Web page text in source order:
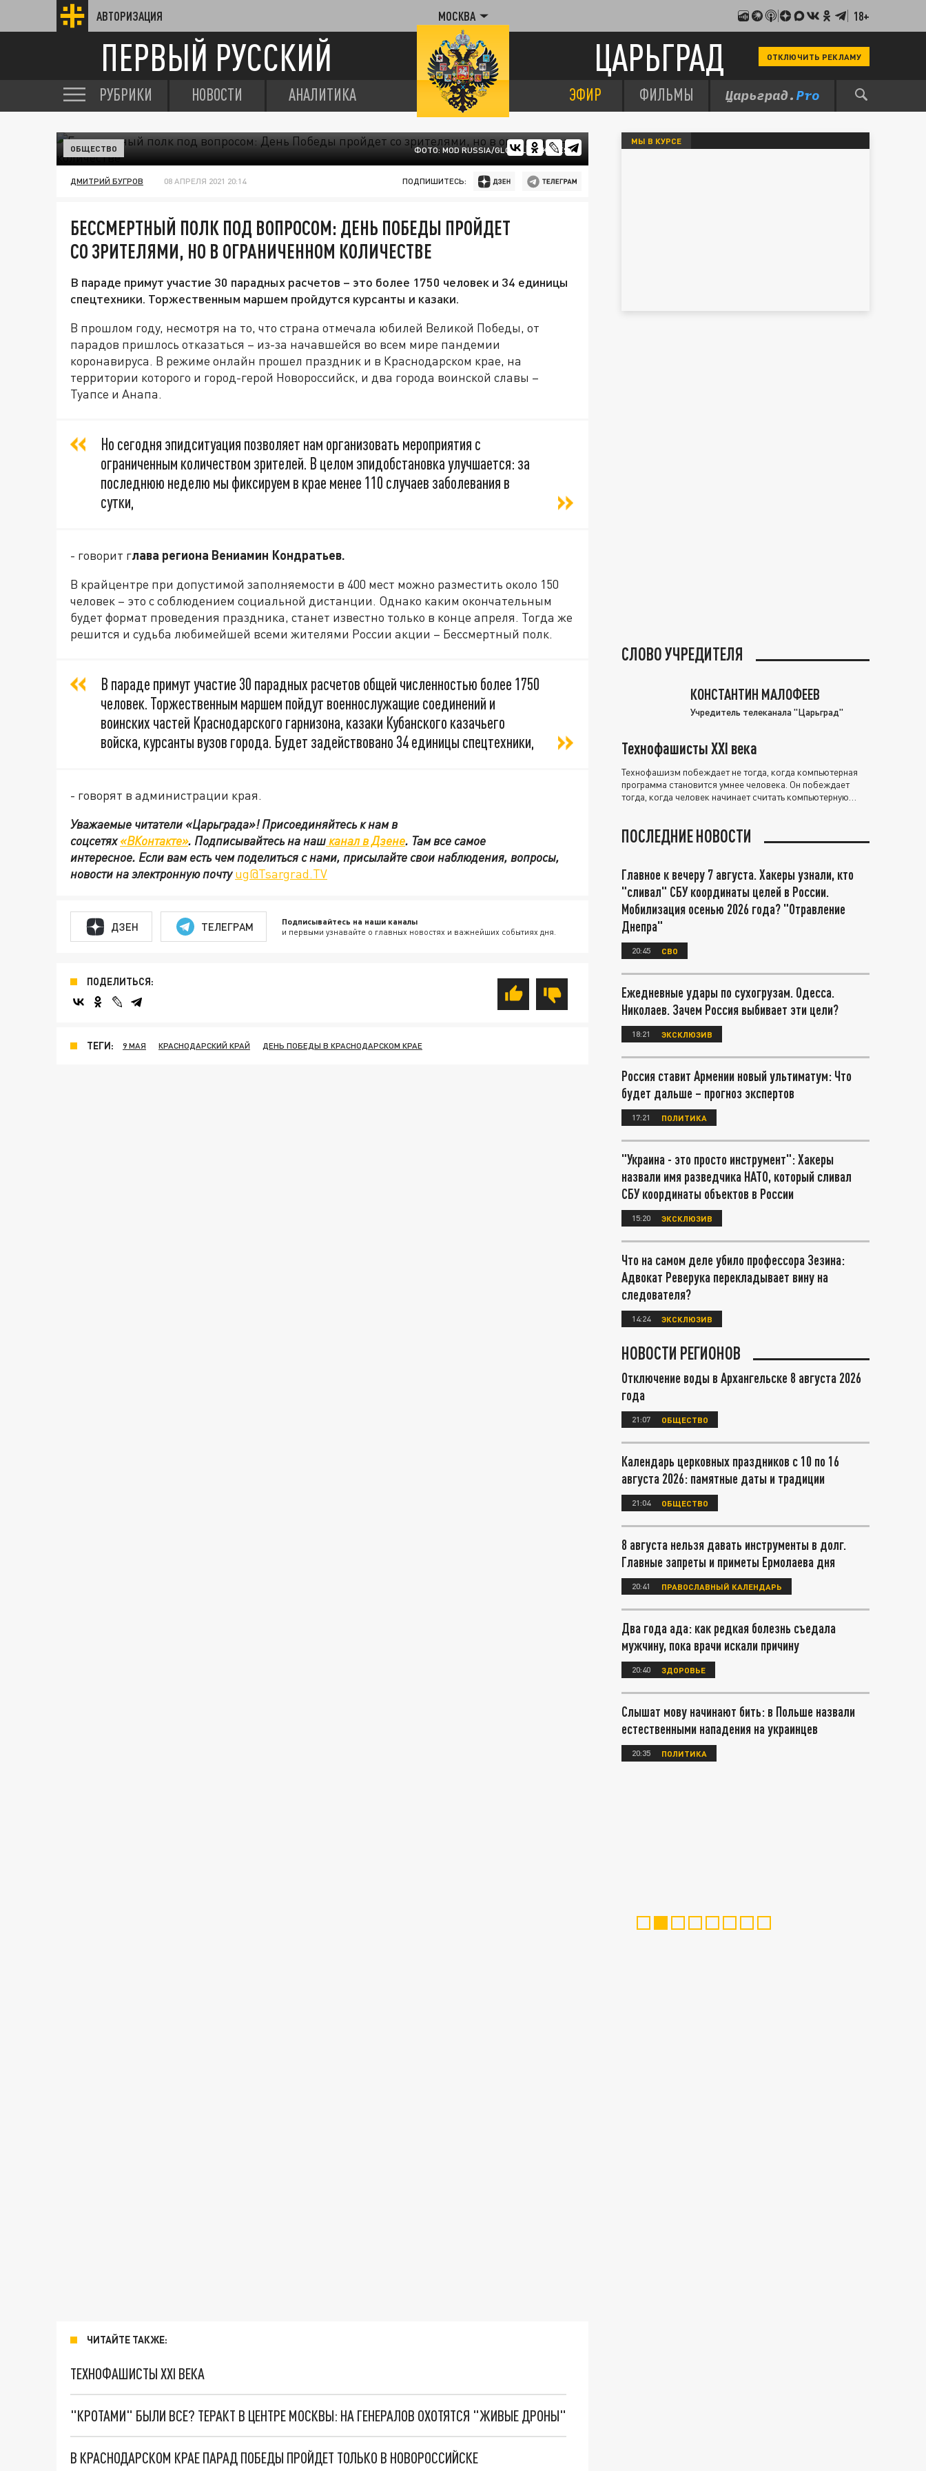
АВТОРИЗАЦИЯ МОСКВА 18+
ПЕРВЫЙ РУССКИЙ ЦАРЬГРАД ОТКЛЮЧИТЬ РЕКЛАМУ
РУБРИКИ НОВОСТИ АНАЛИТИКА ЭФИР ФИЛЬМЫ
ФОТО: MOD RUSSIA/GLOBALLOOKPRESS
ОБЩЕСТВО
ДМИТРИЙ БУГРОВ 08 АПРЕЛЯ 2021 20:14 ПОДПИШИТЕСЬ:
БЕССМЕРТНЫЙ ПОЛК ПОД ВОПРОСОМ: ДЕНЬ ПОБЕДЫ ПРОЙДЕТ
СО ЗРИТЕЛЯМИ, НО В ОГРАНИЧЕННОМ КОЛИЧЕСТВЕ
В параде примут участие 30 парадных расчетов – это более 1750 человек и 34 единицы
спецтехники. Торжественным маршем пройдутся курсанты и казаки.
В прошлом году, несмотря на то, что страна отмечала юбилей Великой Победы, от
парадов пришлось отказаться – из-за начавшейся во всем мире пандемии
коронавируса. В режиме онлайн прошел праздник и в Краснодарском крае, на
территории которого и город-герой Новороссийск, и два города воинской славы –
Туапсе и Анапа.
Но сегодня эпидситуация позволяет нам организовать мероприятия с
ограниченным количеством зрителей. В целом эпидобстановка улучшается: за
последнюю неделю мы фиксируем в крае менее 110 случаев заболевания в
сутки,
- говорит глава региона Вениамин Кондратьев.
В крайцентре при допустимой заполняемости в 400 мест можно разместить около 150
человек – это с соблюдением социальной дистанции. Однако каким окончательным
будет формат проведения праздника, станет известно только в конце апреля. Тогда же
решится и судьба любимейшей всеми жителями России акции – Бессмертный полк.
В параде примут участие 30 парадных расчетов общей численностью более 1750
человек. Торжественным маршем пойдут военнослужащие соединений и
воинских частей Краснодарского гарнизона, казаки Кубанского казачьего
войска, курсанты вузов города. Будет задействовано 34 единицы спецтехники,
- говорят в администрации края.
Уважаемые читатели «Царьграда»!Присоединяйтесь к нам в
соцсетях«ВКонтакте». Подписывайтесь на нашканал в Дзене. Там все самое
интересное. Если вам есть чем поделиться с нами, присылайте свои наблюдения, вопросы,
новости на электронную почтуug@Tsargrad.TV
ДЗЕН ТЕЛЕГРАМ Подписывайтесь на наши каналы
и первыми узнавайте о главных новостях и важнейших событиях дня.
ПОДЕЛИТЬСЯ:
ТЕГИ: 9 МАЯ КРАСНОДАРСКИЙ КРАЙ ДЕНЬ ПОБЕДЫ В КРАСНОДАРСКОМ КРАЕ
ЧИТАЙТЕ ТАКЖЕ:
ТЕХНОФАШИСТЫ XXI ВЕКА
"КРОТАМИ" БЫЛИ ВСЕ? ТЕРАКТ В ЦЕНТРЕ МОСКВЫ: НА ГЕНЕРАЛОВ ОХОТЯТСЯ "ЖИВЫЕ ДРОНЫ"
В КРАСНОДАРСКОМ КРАЕ ПАРАД ПОБЕДЫ ПРОЙДЕТ ТОЛЬКО В НОВОРОССИЙСКЕ
МЫ В КУРСЕ
СЛОВО УЧРЕДИТЕЛЯ
КОНСТАНТИН МАЛОФЕЕВ
Учредитель телеканала "Царьград"
Технофашисты XXI века
Технофашизм побеждает не тогда, когда компьютерная
программа становится умнее человека. Он побеждает
тогда, когда человек начинает считать компьютерную
ПОСЛЕДНИЕ НОВОСТИ
Главное к вечеру 7 августа. Хакеры узнали, кто
"сливал" СБУ координаты целей в России.
Мобилизация осенью 2026 года? "Отравление
Днепра"
20:45 СВО
Ежедневные удары по сухогрузам. Одесса.
Николаев. Зачем Россия выбивает эти цели?
18:21 ЭКСКЛЮЗИВ
Россия ставит Армении новый ультиматум: Что
будет дальше – прогноз экспертов
17:21 ПОЛИТИКА
"Украина - это просто инструмент": Хакеры
назвали имя разведчика НАТО, который сливал
СБУ координаты объектов в России
15:20 ЭКСКЛЮЗИВ
Что на самом деле убило профессора Зезина:
Адвокат Реверука перекладывает вину на
следователя?
14:24 ЭКСКЛЮЗИВ
НОВОСТИ РЕГИОНОВ
Отключение воды в Архангельске 8 августа 2026
года
21:07 ОБЩЕСТВО
Календарь церковных праздников с 10 по 16
августа 2026: памятные даты и традиции
21:04 ОБЩЕСТВО
8 августа нельзя давать инструменты в долг.
Главные запреты и приметы Ермолаева дня
20:41 ПРАВОСЛАВНЫЙ КАЛЕНДАРЬ
Два года ада: как редкая болезнь съедала
мужчину, пока врачи искали причину
20:40 ЗДОРОВЬЕ
Слышат мову начинают бить: в Польше назвали
естественными нападения на украинцев
20:35 ПОЛИТИКА